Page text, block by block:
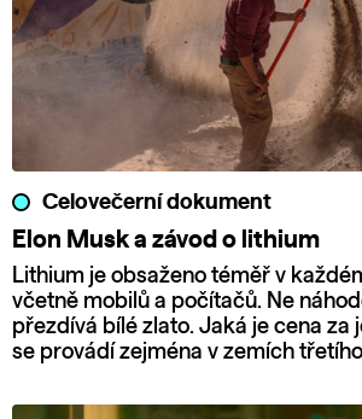
Celovečerní dokument
Elon Musk a závod o lithium
Lithium je obsaženo téměř v
včetně mobilů a počítačů. Ne
přezdívá bílé zlato. Jaká je cena za
se provádí zejména v zemích